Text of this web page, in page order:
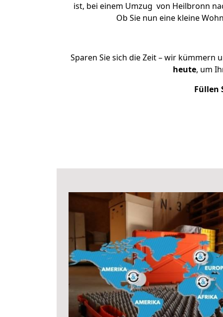
ist, bei einem Umzug von Heilbronn
Ob Sie nun eine kleine
Sparen Sie sich die Zeit – wir kümmern
heute, um
Füllen